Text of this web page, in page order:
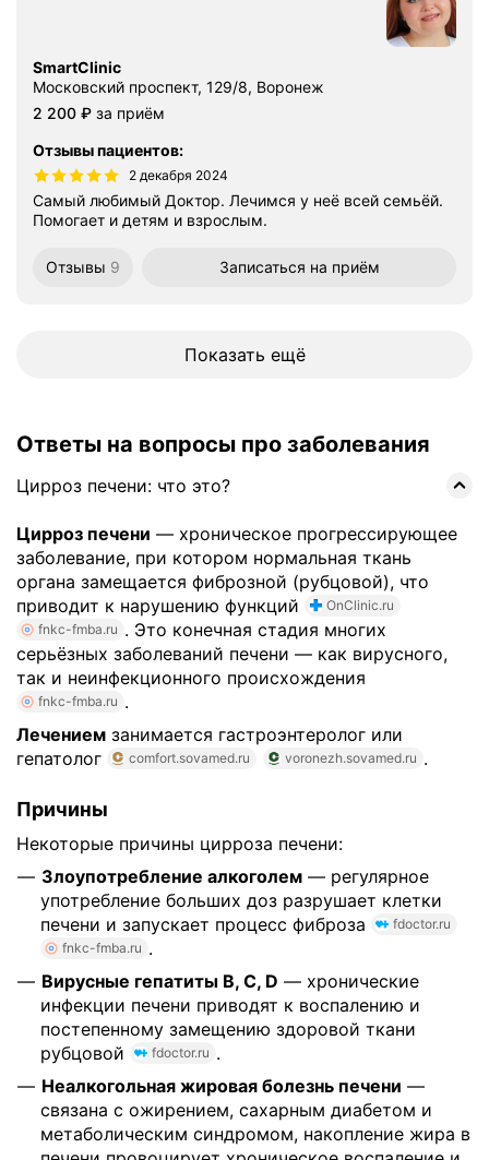
SmartClinic
Московский проспект, 129/8, Воронеж
Цена
2200
2 200 ₽ за приём
Отзывы пациентов:
2 декабря 2024
Самый любимый Доктор. Лечимся у неё всей семьëй.
Помогает и детям и взрослым.
Отзывы 9 Записаться на приём
Показать ещё
Ответы на вопросы про заболевания
Цирроз печени: что это?
Цирроз печени — хроническое прогрессирующее
заболевание, при котором нормальная ткань
органа замещается фиброзной (рубцовой), что
приводит к нарушению функций
OnClinic.ru
fnkc-fmba.ru . Это конечная стадия многих
серьёзных заболеваний печени — как вирусного,
так и неинфекционного происхождения
fnkc-fmba.ru .
Лечением занимается гастроэнтеролог или
гепатолог
comfort.sovamed.ru voronezh.sovamed.ru .
Причины
Некоторые причины цирроза печени:
Злоупотребление алкоголем — регулярное
употребление больших доз разрушает клетки
печени и запускает процесс фиброза
fdoctor.ru
fnkc-fmba.ru .
Вирусные гепатиты B, C, D — хронические
инфекции печени приводят к воспалению и
постепенному замещению здоровой ткани
рубцовой
fdoctor.ru .
Неалкогольная жировая болезнь печени —
связана с ожирением, сахарным диабетом и
метаболическим синдромом, накопление жира в